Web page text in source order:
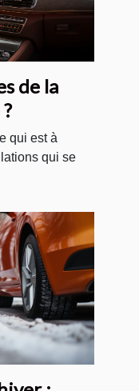
de la
qui est à
qui se